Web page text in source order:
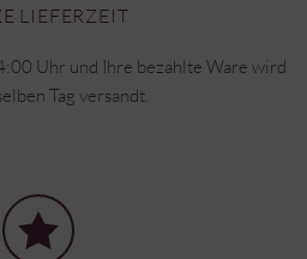
LIEFERZEIT
Uhr und Ihre bezahlte Ware wird
Tag versandt.